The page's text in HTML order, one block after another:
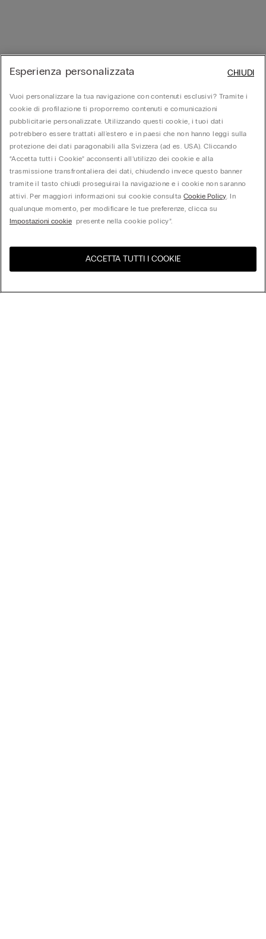
Visita l'e-store del tuo paese United States
Esperienza personalizzata
Vuoi personalizzare la tua navigazione con contenuti esclusivi? Tramite i
cookie di profilazione ti proporremo contenuti e comunicazioni
pubblicitarie personalizzate. Utilizzando questi cookie, i tuoi dati
potrebbero essere trattati all'estero e in paesi che non hanno leggi sulla
protezione dei dati paragonabili alla Svizzera (ad es. USA). Cliccando
“Accetta tutti i Cookie” acconsenti all’utilizzo dei cookie e alla
trasmissione transfrontaliera dei dati, chiudendo invece questo banner
tramite il tasto chiudi proseguirai la navigazione e i cookie non saranno
attivi. Per maggiori informazioni sui cookie consultaCookie Policy. In
qualunque momento, per modificare le tue preferenze, clicca su
Impostazioni cookie presente nella cookie policy”.
ACCETTA TUTTI I COOKIE
CHIUDI